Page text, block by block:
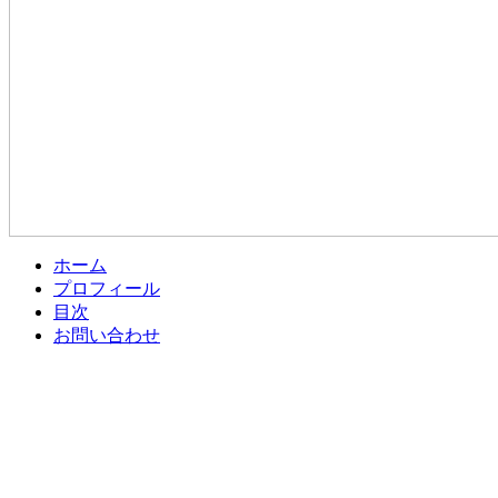
ホーム
プロフィール
目次
お問い合わせ